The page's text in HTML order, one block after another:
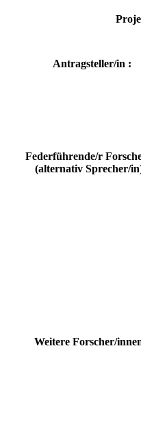
Antragsteller/in :
Federführende/r
(alternativ Sprecher/
Weitere Forscher/